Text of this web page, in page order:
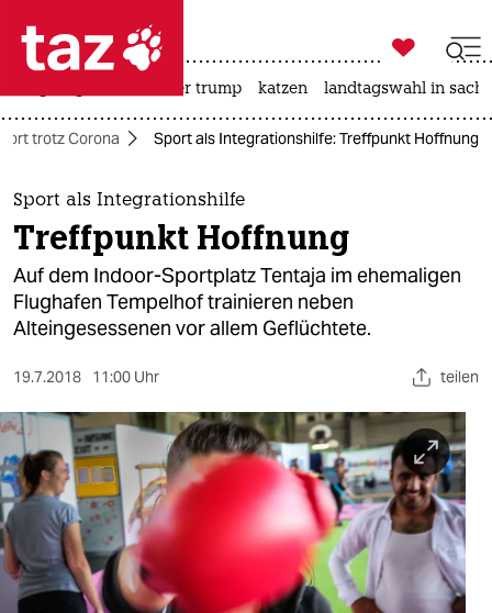
 taz zahl ich
taz zahl ich
themen
politik
öko
gesellschaft
sport
berlin
nord
wahrheit

taz zahl ich
usa unter trump katzen landtagswahl in
trotz Corona Sport als Integrationshilfe: Treffpunkt Hoffnung
Sport als Integrationshilfe
Treffpunkt Hoffnung
Auf dem Indoor-Sportplatz Tentaja im ehemaligen
Flughafen Tempelhof trainieren neben
Alteingesessenen vor allem Geflüchtete.
19.7.2018 11:00 Uhr teilen